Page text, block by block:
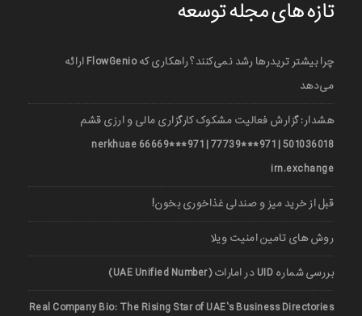
تازه های مجله توسعه
چرا بیشتر تریدرها رشد نمی‌کنند؟ راهکاری که FlowGenio ارائه
می‌دهد
هشدار: گزارش فعالیت مشکوک کارگزاری مالی و ارزی قشم
501036018 | 971***77739 | 971***66669 nerkhuae
irn.exchange
قبل از خرید میز و صندلی غذاخوری بخون!
روش های تامین امنیت ویلا
بررسی شماره UID در امارات (UAE Unified Number)
Real Company Bio: The Rising Star of UAE’s Business Directories